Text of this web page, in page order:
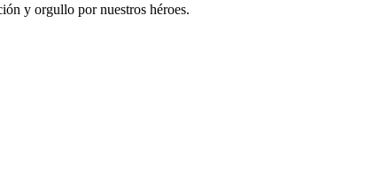
y orgullo por nuestros héroes.